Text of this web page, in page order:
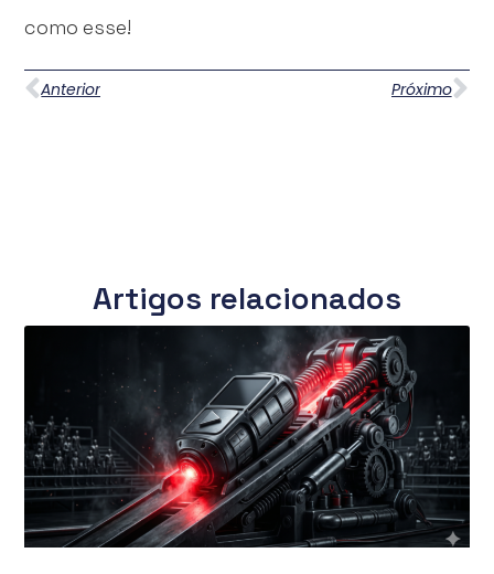
como esse!
Anterior Próximo
Artigos relacionados